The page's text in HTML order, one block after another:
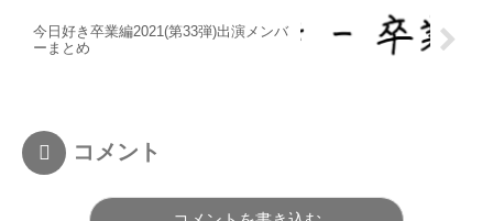
今日好き卒業編2021(第33弾)出演メンバ
ーまとめ
コメント